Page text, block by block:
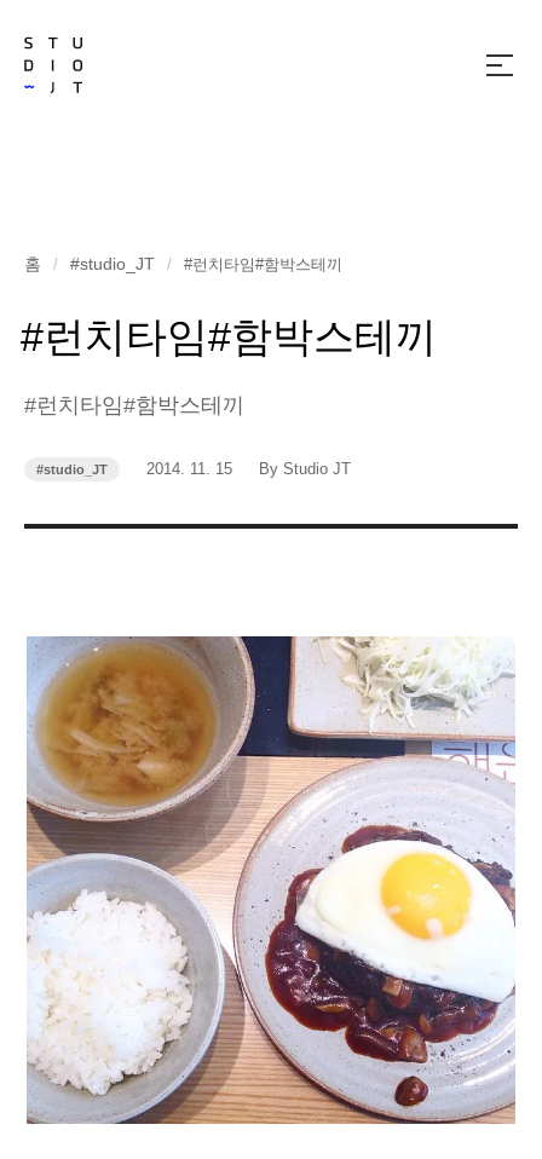
메
홈 / #studio_JT / #런치타임#함박스테끼
#런치타임#함박스테끼
#런치타임#함박스테끼
카
리
#studio_JT
작
2014. 11. 15
작
By Studio JT